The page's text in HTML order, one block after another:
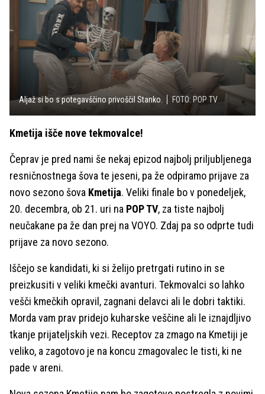
Aljaž si bo s potegavščino privoščil Stanko. FOTO: POP TV
Kmetija išče nove tekmovalce!
Čeprav je pred nami še nekaj epizod najbolj priljubljenega
resničnostnega šova te jeseni, pa že odpiramo prijave za
novo sezono šova Kmetija. Veliki finale bo v ponedeljek,
20. decembra, ob 21. uri na POP TV, za tiste najbolj
neučakane pa že dan prej na VOYO. Zdaj pa so odprte tudi
prijave za novo sezono.
Iščejo se kandidati, ki si želijo pretrgati rutino in se
preizkusiti v veliki kmečki avanturi. Tekmovalci so lahko
vešči kmečkih opravil, zagnani delavci ali le dobri taktiki.
Morda vam prav pridejo kuharske veščine ali le iznajdljivo
tkanje prijateljskih vezi. Receptov za zmago na Kmetiji je
veliko, a zagotovo je na koncu zmagovalec le tisti, ki ne
pade v areni.